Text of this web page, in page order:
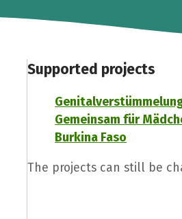
Supported projects
Gemeinsam für
Burkina Faso
The projects can still be